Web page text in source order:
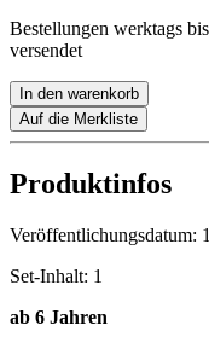
Bestellungen werktags
versendet
In den warenkorb
Auf die Merkliste
Produktinfos
Veröffentlichungsdatum:
Set-Inhalt: 1
ab 6 Jahren